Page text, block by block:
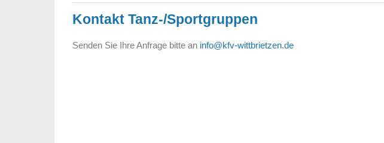
Kontakt Tanz-/Sportgruppen
Senden Sie Ihre Anfrage bitte an info@kfv-wittbrietzen.de